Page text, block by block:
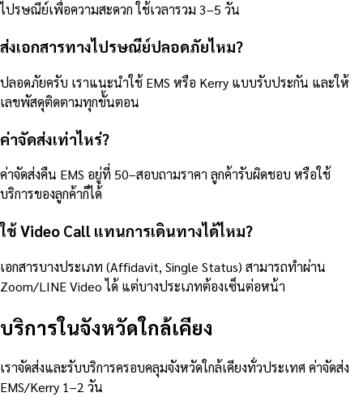
ไปรษณีย์เพื่อความสะดวก ใช้เวลารวม 3–5 วัน
ส่งเอกสารทางไปรษณีย์ปลอดภัยไหม?
ปลอดภัยครับ เราแนะนำใช้ EMS หรือ Kerry แบบรับประกัน และให้
เลขพัสดุติดตามทุกขั้นตอน
ค่าจัดส่งเท่าไหร่?
ค่าจัดส่งคืน EMS อยู่ที่ 50–สอบถามราคา ลูกค้ารับผิดชอบ หรือใช้
บริการของลูกค้าก็ได้
ใช้ Video Call แทนการเดินทางได้ไหม?
เอกสารบางประเภท (Affidavit, Single Status) สามารถทำผ่าน
Zoom/LINE Video ได้ แต่บางประเภทต้องเซ็นต่อหน้า
บริการในจังหวัดใกล้เคียง
เราจัดส่งและรับบริการครอบคลุมจังหวัดใกล้เคียงทั่วประเทศ ค่าจัดส่ง
EMS/Kerry 1–2 วัน